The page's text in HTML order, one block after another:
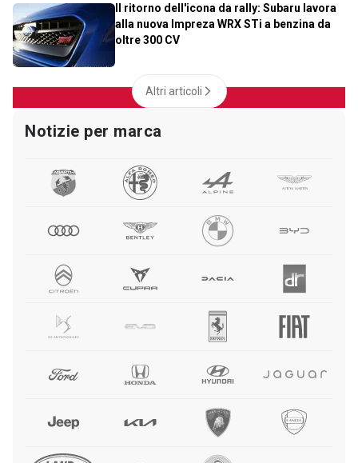
Il ritorno dell'icona da rally: Subaru lavora
alla nuova Impreza WRX STi a benzina da
oltre 300 CV
Altri articoli
Notizie per marca